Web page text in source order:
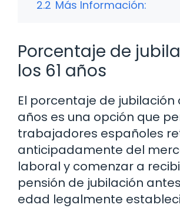
2.2 Más Información:
Porcentaje de
los 61 años
El porcentaje de jubilación
años es una opción que
trabajadores españoles
anticipadamente del
laboral y comenzar a
pensión de jubilación
edad legalmente